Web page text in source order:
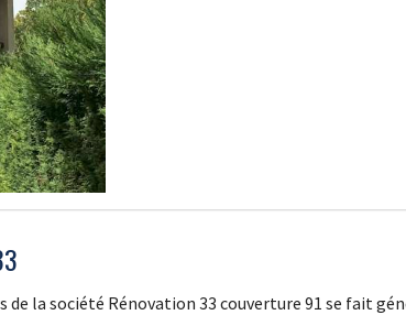
la société Rénovation 33 couverture 91 se fait